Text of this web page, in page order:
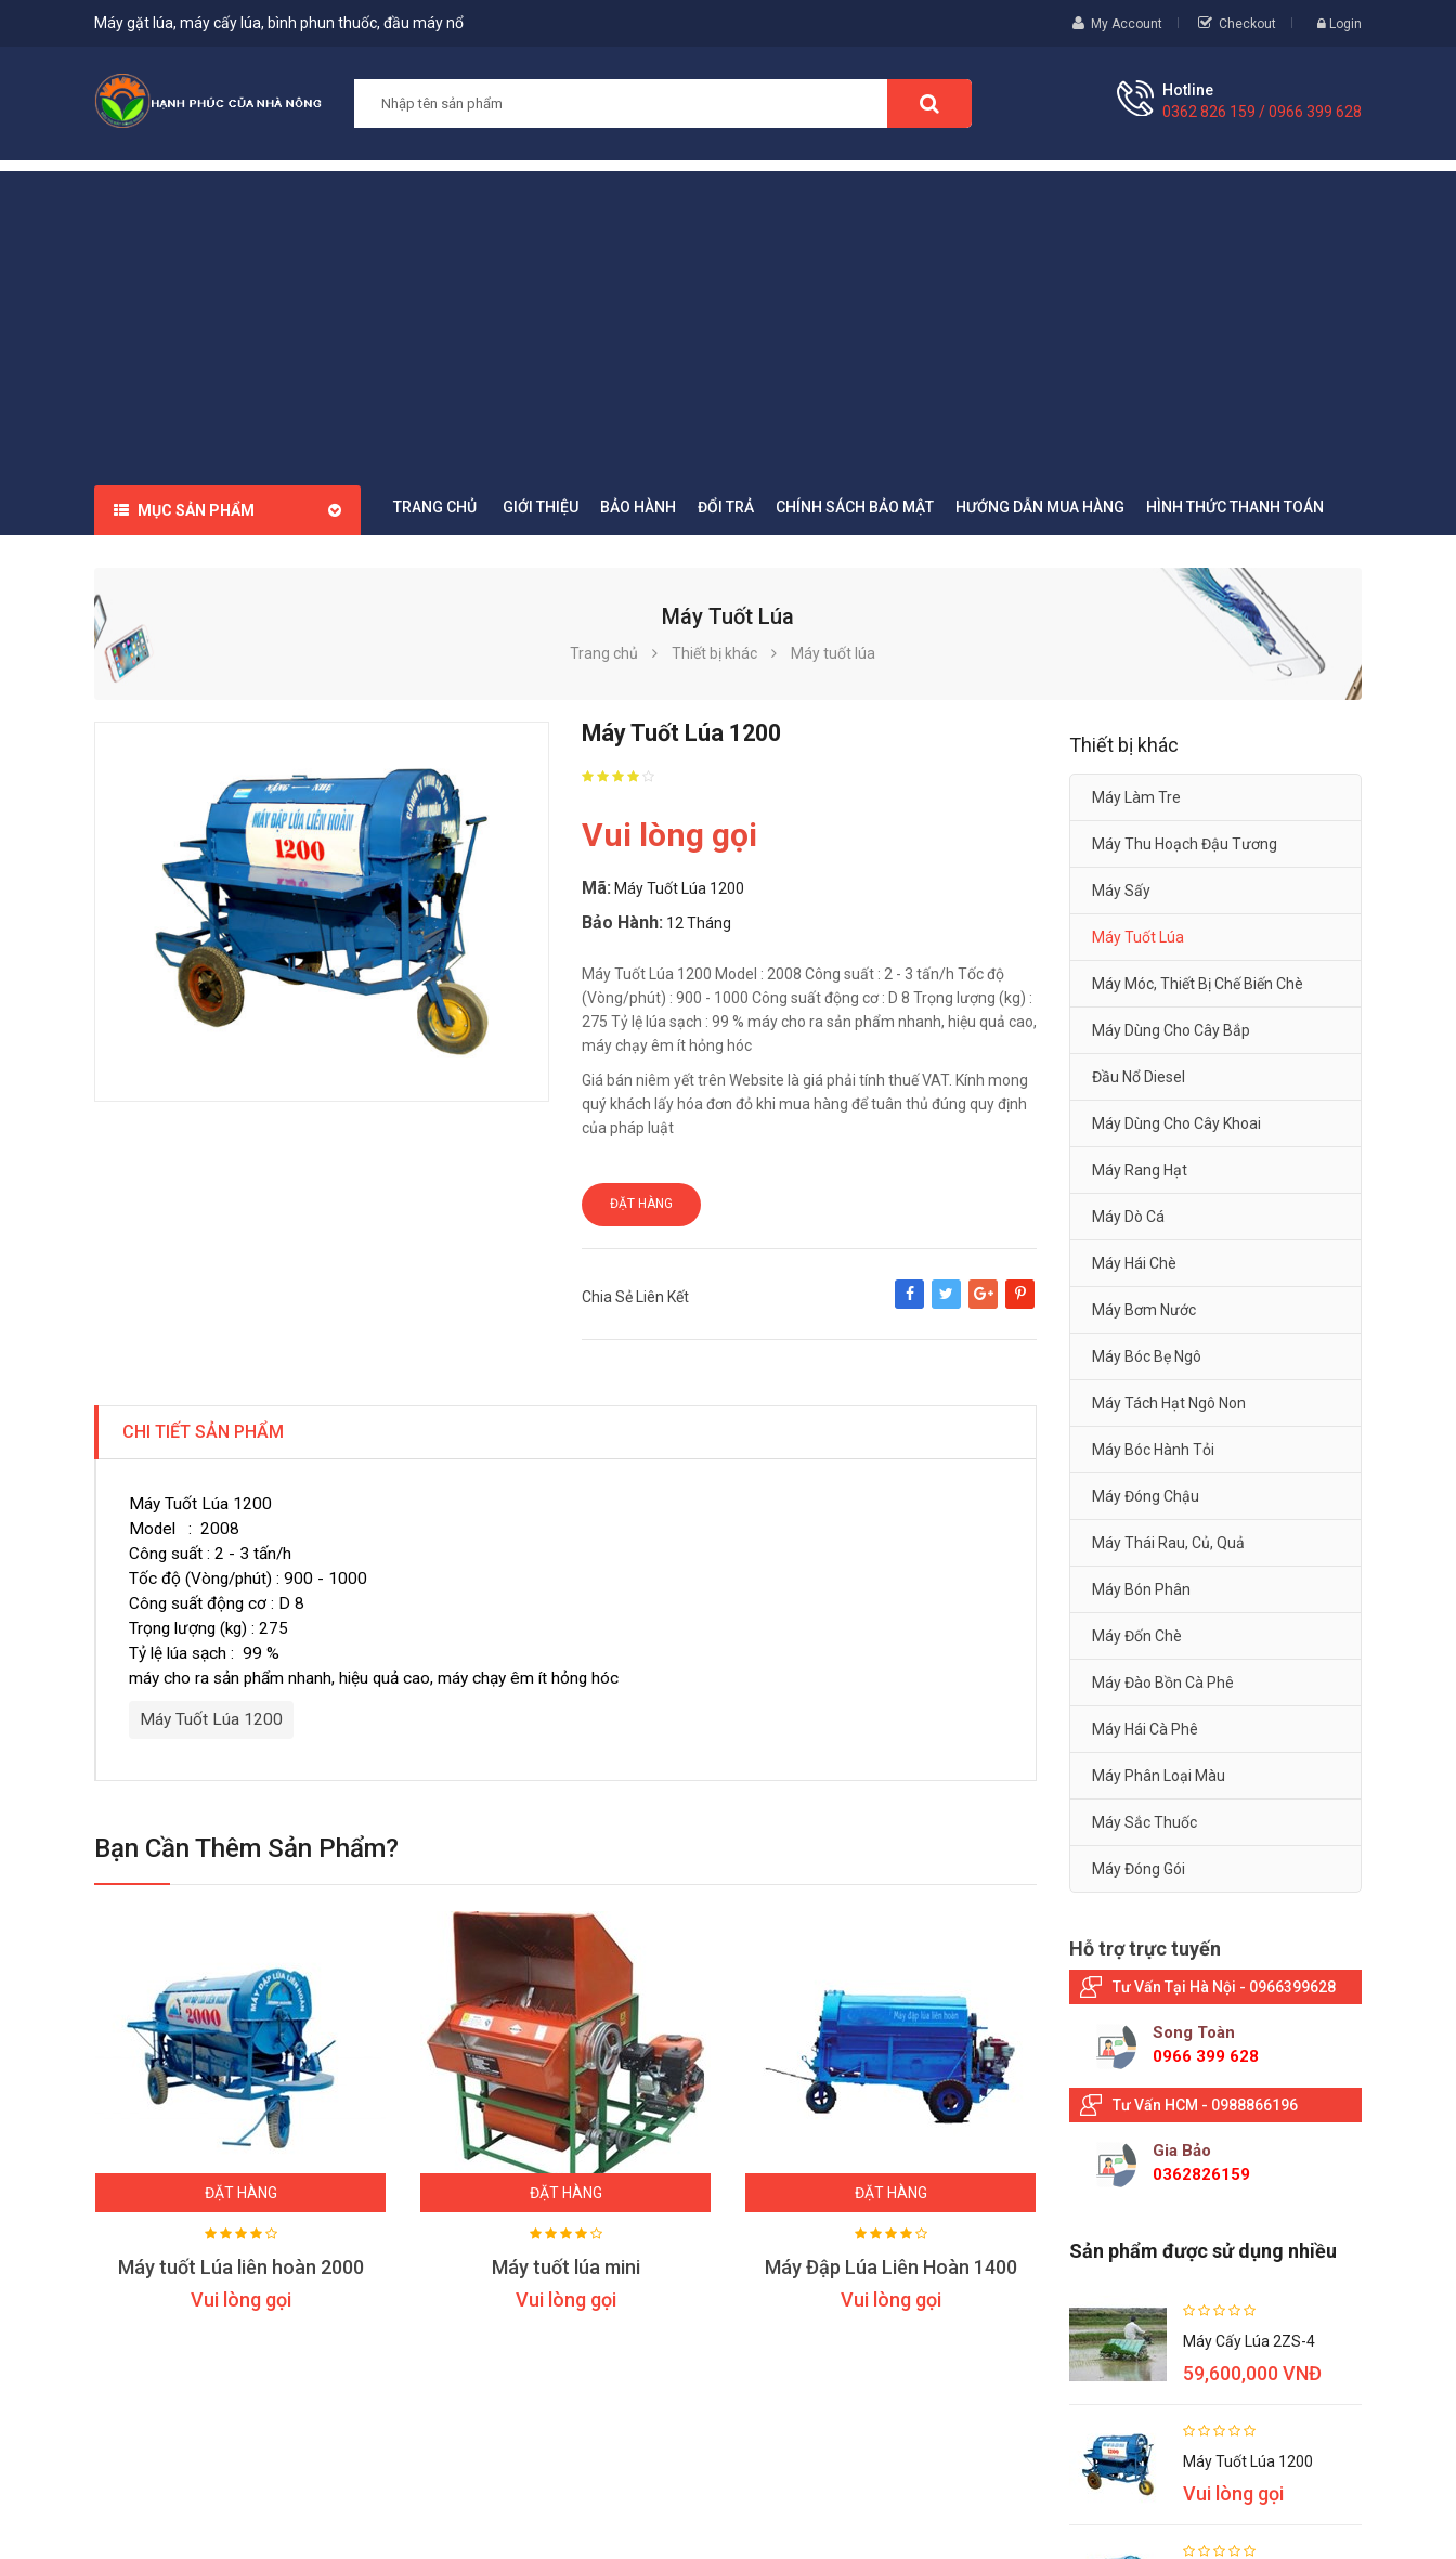
Máy gặt lúa, máy cấy lúa, bình phun thuốc, đầu máy nổ My Account Checkout Login
Hotline
0362 826 159 / 0966 399 628
MỤC SẢN PHẨM TRANG CHỦ GIỚI THIỆU BẢO HÀNH ĐỔI TRẢ CHÍNH SÁCH BẢO MẬT HƯỚNG DẪN MUA HÀNG HÌNH THỨC THANH TOÁN
Máy Tuốt Lúa
Trang chủ Thiết bị khác Máy tuốt lúa
Máy Tuốt Lúa 1200
Vui lòng gọi
Mã: Máy Tuốt Lúa 1200
Bảo Hành: 12 Tháng
Máy Tuốt Lúa 1200 Model : 2008 Công suất : 2 - 3 tấn/h Tốc độ
(Vòng/phút) : 900 - 1000 Công suất động cơ : D 8 Trọng lượng (kg) :
275 Tỷ lệ lúa sạch : 99 % máy cho ra sản phẩm nhanh, hiệu quả cao,
máy chạy êm ít hỏng hóc
Giá bán niêm yết trên Website là giá phải tính thuế VAT. Kính mong
quý khách lấy hóa đơn đỏ khi mua hàng để tuân thủ đúng quy định
của pháp luật
ĐẶT HÀNG
Chia Sẻ Liên Kết
Share Tweet Google+Pinterest
CHI TIẾT SẢN PHẨM
Máy Tuốt Lúa 1200
Model : 2008
Công suất : 2 - 3 tấn/h
Tốc độ (Vòng/phút) : 900 - 1000
Công suất động cơ : D 8
Trọng lượng (kg) : 275
Tỷ lệ lúa sạch : 99 %
máy cho ra sản phẩm nhanh, hiệu quả cao, máy chạy êm ít hỏng hóc
Máy Tuốt Lúa 1200
Bạn Cần Thêm Sản Phẩm?
ĐẶT HÀNG
Máy tuốt Lúa liên hoàn 2000
Vui lòng gọi
ĐẶT HÀNG
Máy tuốt lúa mini
Vui lòng gọi
ĐẶT HÀNG
Máy Đập Lúa Liên Hoàn 1400
Vui lòng gọi
Máy Đập Lúa Liên Hoàn 1800
Vui lòng gọi
Thiết bị khác
Máy Làm Tre
Máy Thu Hoạch Đậu Tương
Máy Sấy
Máy Tuốt Lúa
Máy Móc, Thiết Bị Chế Biến Chè
Máy Dùng Cho Cây Bắp
Đầu Nổ Diesel
Máy Dùng Cho Cây Khoai
Máy Rang Hạt
Máy Dò Cá
Máy Hái Chè
Máy Bơm Nước
Máy Bóc Bẹ Ngô
Máy Tách Hạt Ngô Non
Máy Bóc Hành Tỏi
Máy Đóng Chậu
Máy Thái Rau, Củ, Quả
Máy Bón Phân
Máy Đốn Chè
Máy Đào Bồn Cà Phê
Máy Hái Cà Phê
Máy Phân Loại Màu
Máy Sắc Thuốc
Máy Đóng Gói
Hỗ trợ trực tuyến
Tư Vấn Tại Hà Nội - 0966399628
Song Toàn
0966 399 628
Tư Vấn HCM - 0988866196
Gia Bảo
0362826159
Sản phẩm được sử dụng nhiều
Máy Cấy Lúa 2ZS-4
59,600,000 VNĐ
Máy Tuốt Lúa 1200
Vui lòng gọi